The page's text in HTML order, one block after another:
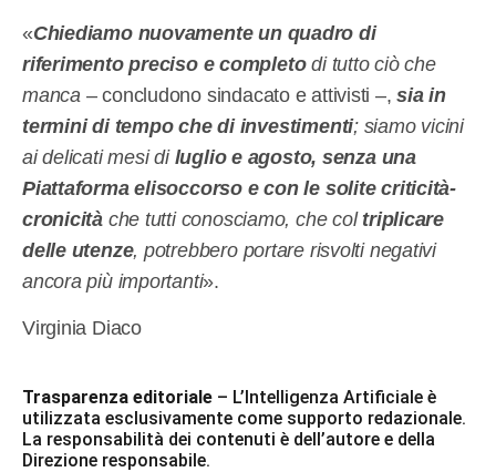
«Chiediamo nuovamente un quadro di
riferimento preciso e completodi tutto ciò che
manca – concludono sindacato e attivisti –, sia in
termini di tempo che di investimenti; siamo vicini
ai delicati mesi di luglio e agosto, senza una
Piattaforma elisoccorso e con le solite criticità-
cronicità che tutti conosciamo, che col triplicare
delle utenze, potrebbero portare risvolti negativi
ancora più importanti».
Virginia Diaco
Trasparenza editoriale – L’Intelligenza Artificiale è
utilizzata esclusivamente come supporto redazionale.
La responsabilità dei contenuti è dell’autore e della
Direzione responsabile.